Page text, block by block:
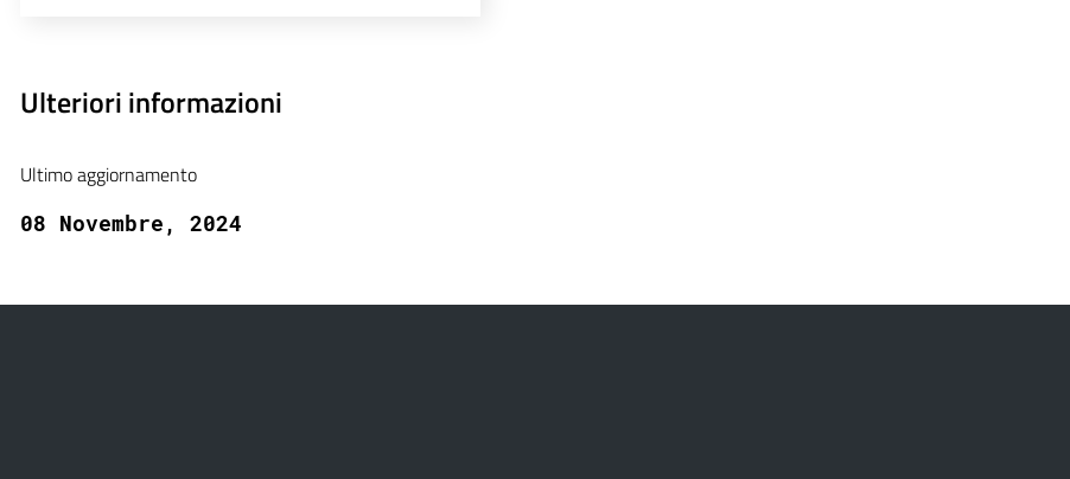
Ulteriori informazioni
Ultimo aggiornamento
08 Novembre, 2024